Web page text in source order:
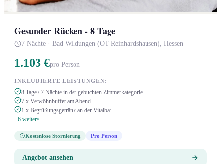
Gesunder Rücken - 8 Tage
7 Nächte · Bad Wildungen (OT Reinhardshausen), Hessen
1.103 €pro Person
INKLUDIERTE LEISTUNGEN:
8 Tage / 7 Nächte in der gebuchten Zimmerkategorie…
7 x Verwöhnbuffet am Abend
1 x Begrüßungsgetränk an der Vitalbar
+6 weitere
Kostenlose Stornierung Pro Person
Angebot ansehen